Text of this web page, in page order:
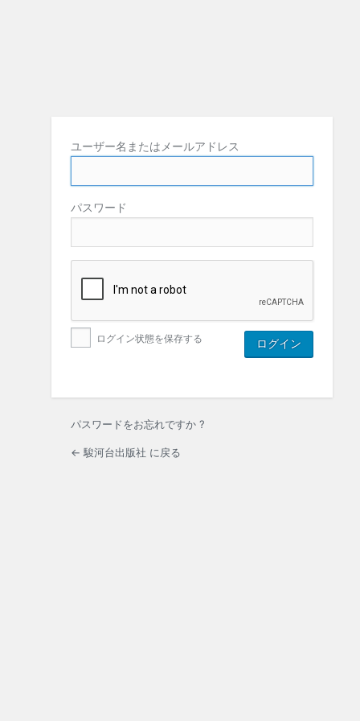
ユーザー名またはメールアドレス
パスワード
ログイン状態を保存する
パスワードをお忘れですか ?
← 駿河台出版社 に戻る